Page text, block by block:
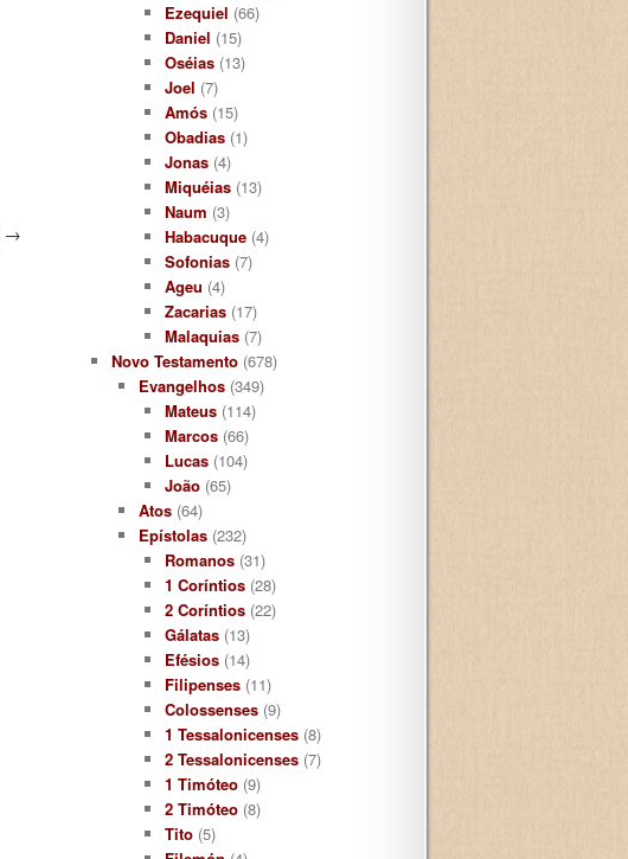
→
Ezequiel (66)
Daniel (15)
Oséias (13)
Joel (7)
Amós (15)
Obadias (1)
Jonas (4)
Miquéias (13)
Naum (3)
Habacuque (4)
Sofonias (7)
Ageu (4)
Zacarias (17)
Malaquias (7)
Novo Testamento (678)
Evangelhos(349)
Mateus (114)
Marcos (66)
Lucas (104)
João (65)
Atos(64)
Epístolas(232)
Romanos (31)
1 Coríntios (28)
2 Coríntios (22)
Gálatas (13)
Efésios (14)
Filipenses (11)
Colossenses (9)
1 Tessalonicenses (8)
2 Tessalonicenses (7)
1 Timóteo (9)
2 Timóteo (8)
Tito (5)